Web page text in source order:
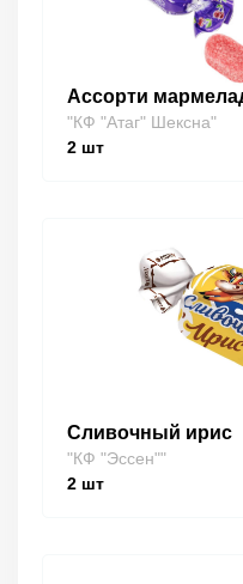
Ассорти
"КФ "Атаг" Шексна"
2 шт
Сливочный ирис
"КФ "Эссен""
2 шт